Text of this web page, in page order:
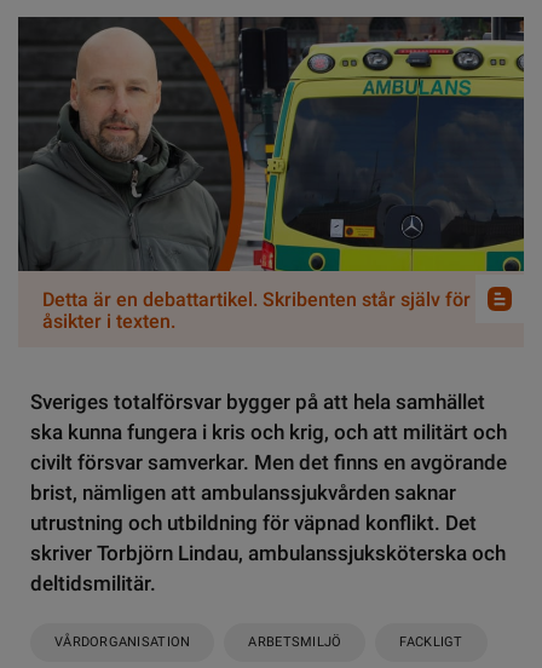
Detta är en debattartikel. Skribenten står själv för
åsikter i texten.
Sveriges totalförsvar bygger på att hela samhället
ska kunna fungera i kris och krig, och att militärt och
civilt försvar samverkar. Men det finns en avgörande
brist, nämligen att ambulanssjukvården saknar
utrustning och utbildning för väpnad konflikt. Det
skriver Torbjörn Lindau, ambulanssjuksköterska och
deltidsmilitär.
VÅRDORGANISATION ARBETSMILJÖ FACKLIGT